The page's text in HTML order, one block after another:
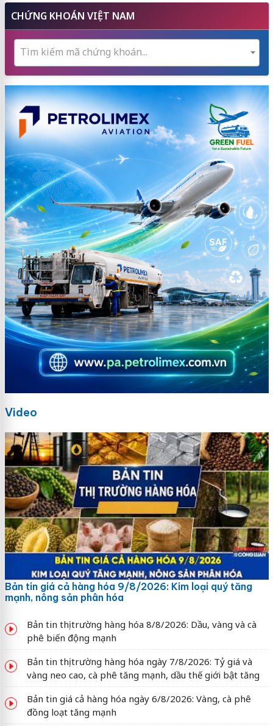
CHỨNG KHOÁN VIỆT NAM
Tìm kiếm mã chứng khoán...
Video
Bản tin giá cả hàng hóa 9/8/2026: Kim loại quý tăng
mạnh, nông sản phân hóa
Bản tin thị trường hàng hóa 8/8/2026: Dầu, vàng và cà
phê biến động mạnh
Bản tin thị trường hàng hóa ngày 7/8/2026: Tỷ giá và
vàng neo cao, cà phê tăng mạnh, dầu thế giới bật tăng
Bản tin giá cả hàng hóa ngày 6/8/2026: Vàng, cà phê
đồng loạt tăng mạnh